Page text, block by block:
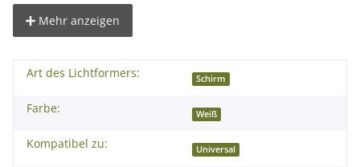
weichen Lichtwirkung eines Durchlicht-Schirms.. Der
weswegen sie auch heute noch "on location" eingesetzt
werden. Universell passend und schnell in die
Aufnahmehalterung der Studioblitzanlage oder Schirmhalter
montiert.
Mehr anzeigen
Art des Lichtformers: Schirm
Farbe: Weiß
Kompatibel zu: Universal